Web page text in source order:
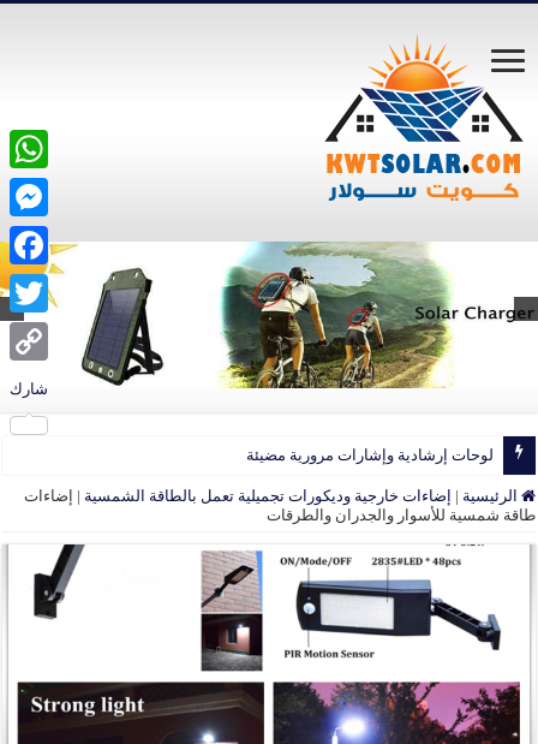
قاطرات طاقة شمسية مزودة بكشافات
الرئيسية | إضاءات خارجية وديكورات تجميلية تعمل بالطاقة الشمسية | إضاءات
طاقة شمسية للأسوار والجدران والطرقات
Twitter
Copy
Link
شارك